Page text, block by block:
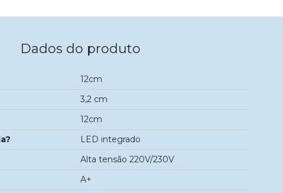
Dados do produto
12cm
3,2 cm
12cm
LED integrado
Alta tensão 220V/230V
A+